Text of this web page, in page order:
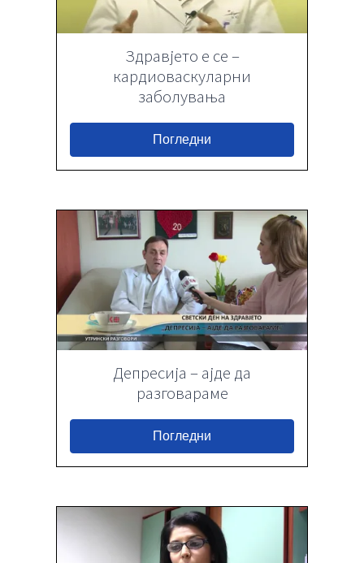
Здравјето е се –
кардиоваскуларни
заболувања
Погледни
Депресија – ајде да
разговараме
Погледни